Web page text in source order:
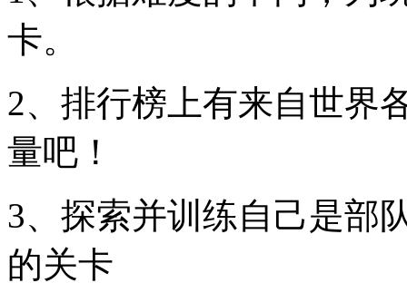
卡。
2、排行榜上有来自世界
量吧！
3、探索并训练自己是部
的关卡